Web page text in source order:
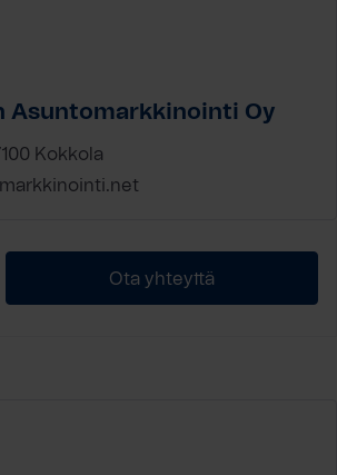
Asuntomarkkinointi Oy
Kokkola
Ota yhteyttä